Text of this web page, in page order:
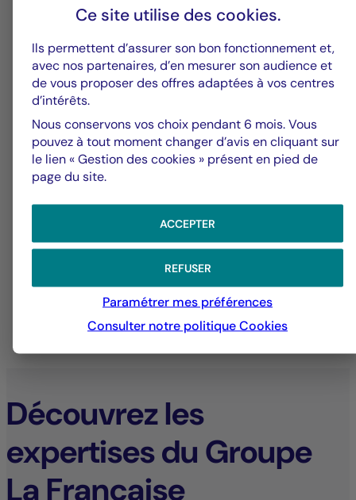
TOUTES LES ACTUALITÉS
Découvrez les
expertises du Groupe
La Française
Ce site utilise des cookies.
Ils permettent d’assurer son bon fonctionnement et,
avec nos partenaires, d’en mesurer son audience et
de vous proposer des offres adaptées à vos centres
d’intérêts.
Nous conservons vos choix pendant 6 mois. Vous
pouvez à tout moment changer d’avis en cliquant sur
le lien « Gestion des cookies » présent en pied de
page du site.
ACCEPTER
REFUSER
Paramétrer mes préférences
Consulter notre politiqueCookies